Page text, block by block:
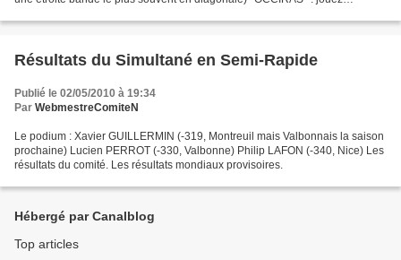
Résultats du Simultané en Semi-Rapide
Publié le 02/05/2010 à 19:34
Par WebmestreComiteN
Le podium : Xavier GUILLERMIN (-319, Montreuil mais Valbonnais la saison
prochaine) Lucien PERROT (-330, Valbonne) Philip LAFON (-340, Nice) Les
résultats du comité. Les résultats mondiaux provisoires.
Hébergé par Canalblog
Top articles